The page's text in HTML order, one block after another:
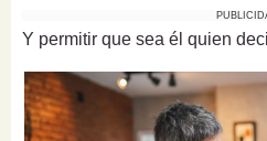
Y permitir que sea él quien